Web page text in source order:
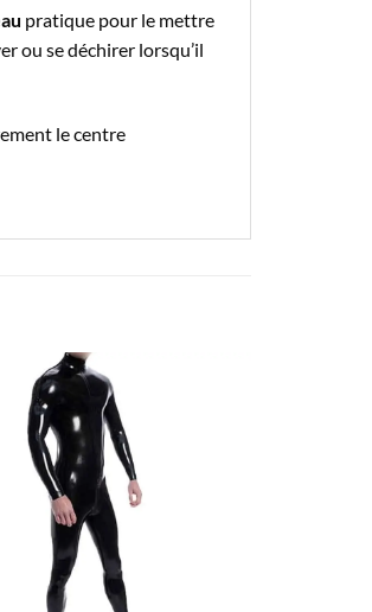
pratique pour le mettre
ou se déchirer lorsqu’il
le centre